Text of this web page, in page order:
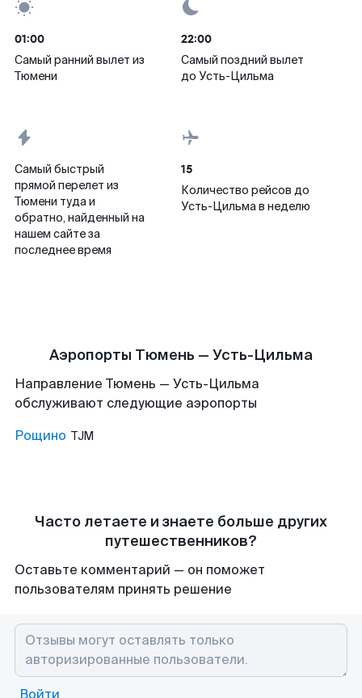
01:00
Самый ранний вылет из
Тюмени
22:00
Самый поздний вылет
до Усть-Цильма
Самый быстрый
прямой перелет из
Тюмени туда и
обратно, найденный на
нашем сайте за
последнее время
15
Количество рейсов до
Усть-Цильма в неделю
Аэропорты Тюмень — Усть-Цильма
Направление Тюмень — Усть-Цильма
обслуживают следующие аэропорты
Рощино TJM
Часто летаете и знаете больше других
путешественников?
Оставьте комментарий — он поможет
пользователям принять решение
Войти